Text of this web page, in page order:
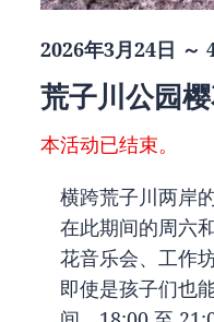
2026年3月24日 ～
荒子川公园
本活动已结束。
横跨荒子川两岸
在此期间的周六
花音乐会、工作
即使是孩子们也